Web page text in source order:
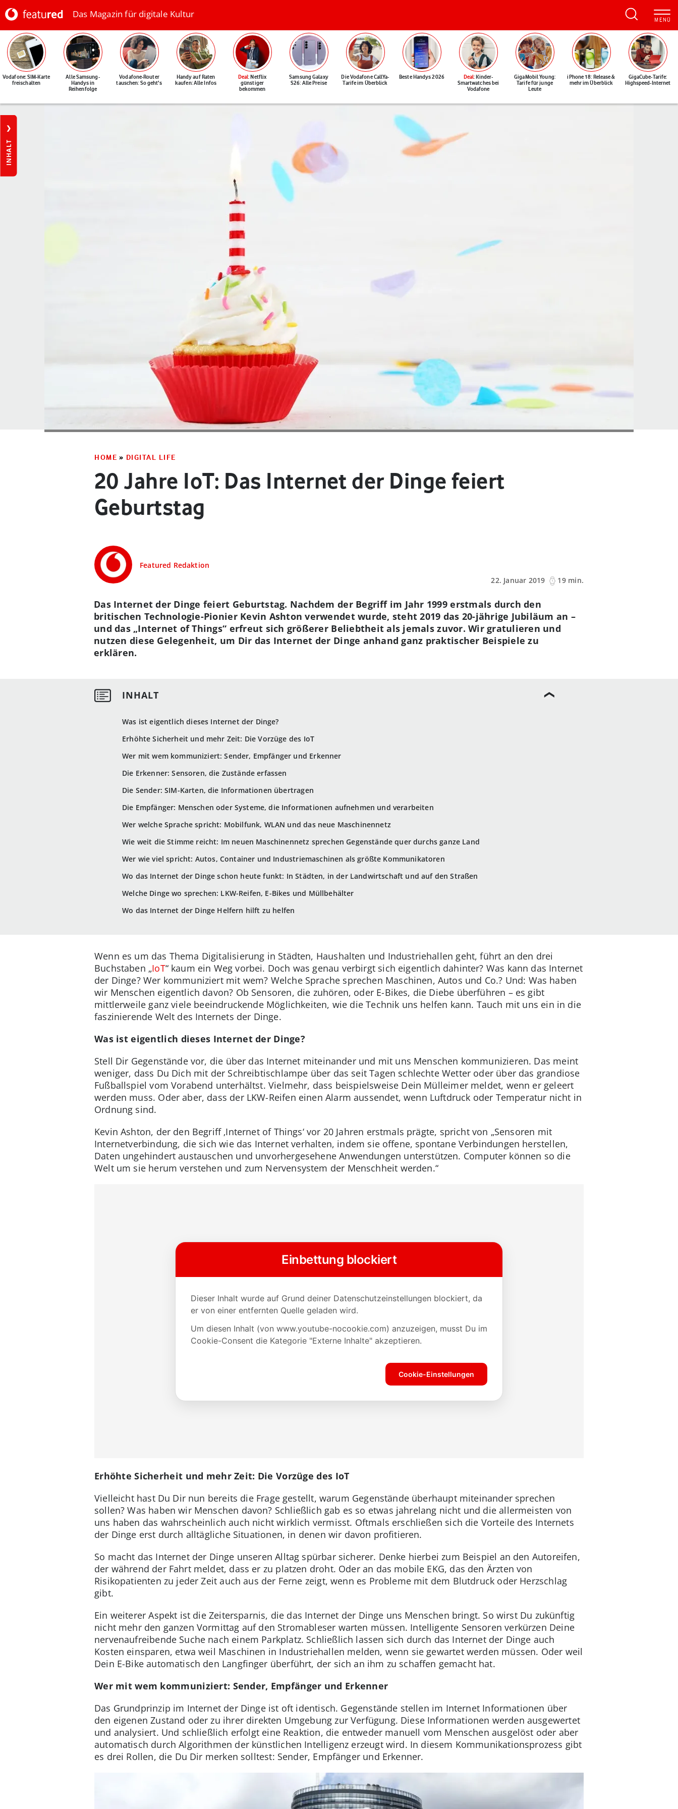
Das Magazin für digitale Kultur
Vodafone: SIM-Karte
freischalten
Alle Samsung-
Handys in
Reihenfolge
Vodafone-Router
tauschen: So geht's
Handy auf Raten
kaufen: Alle Infos
Deal: Netflix
günstiger
bekommen
Samsung Galaxy
S26: Alle Preise
Die Vodafone CallYa-
Tarife im Überblick
Beste Handys 2026 Deal: Kinder-
Smartwatches bei
Vodafone
GigaMobil Young:
Tarife für junge
Leute
iPhone 18: Release &
mehr im Überblick
GigaCube-Tarife:
Highspeed-Internet
INHALT
HOME » DIGITAL LIFE
20 Jahre IoT: Das Internet der Dinge feiert
Geburtstag
Featured Redaktion
22. Januar 2019
19 min.
Was ist eigentlich dieses Internet der Dinge?
Erhöhte Sicherheit und mehr Zeit: Die Vorzüge des IoT
Wer mit wem kommuniziert: Sender, Empfänger und Erkenner
Die Erkenner: Sensoren, die Zustände erfassen
Die Sender: SIM-Karten, die Informationen übertragen
Die Empfänger: Menschen oder Systeme, die Informationen aufnehmen und verarbeiten
Wer welche Sprache spricht: Mobilfunk, WLAN und das neue Maschinennetz
Wie weit die Stimme reicht: Im neuen Maschinennetz sprechen Gegenstände quer durchs ganze Land
Wer wie viel spricht: Autos, Container und Industriemaschinen als größte Kommunikatoren
Wo das Internet der Dinge schon heute funkt: In Städten, in der Landwirtschaft und auf den Straßen
Welche Dinge wo sprechen: LKW-Reifen, E-Bikes und Müllbehälter
Wo das Internet der Dinge Helfern hilft zu helfen
Das Internet der Dinge feiert Geburtstag. Nachdem der Begriff im Jahr 1999 erstmals durch den
britischen Technologie-Pionier Kevin Ashton verwendet wurde, steht 2019 das 20-jährige Jubiläum an –
und das „Internet of Things“ erfreut sich größerer Beliebtheit als jemals zuvor. Wir gratulieren und
nutzen diese Gelegenheit, um Dir das Internet der Dinge anhand ganz praktischer Beispiele zu
erklären.
Wenn es um das Thema Digitalisierung in Städten, Haushalten und Industriehallen geht, führt an den drei
Buchstaben „IoT“ kaum ein Weg vorbei. Doch was genau verbirgt sich eigentlich dahinter? Was kann das Internet
der Dinge? Wer kommuniziert mit wem? Welche Sprache sprechen Maschinen, Autos und Co.? Und: Was haben
wir Menschen eigentlich davon? Ob Sensoren, die zuhören, oder E-Bikes, die Diebe überführen – es gibt
mittlerweile ganz viele beeindruckende Möglichkeiten, wie die Technik uns helfen kann. Tauch mit uns ein in die
faszinierende Welt des Internets der Dinge.
Was ist eigentlich dieses Internet der Dinge?
Stell Dir Gegenstände vor, die über das Internet miteinander und mit uns Menschen kommunizieren. Das meint
weniger, dass Du Dich mit der Schreibtischlampe über das seit Tagen schlechte Wetter oder über das grandiose
Fußballspiel vom Vorabend unterhältst. Vielmehr, dass beispielsweise Dein Mülleimer meldet, wenn er geleert
werden muss. Oder aber, dass der LKW-Reifen einen Alarm aussendet, wenn Luftdruck oder Temperatur nicht in
Ordnung sind.
Kevin Ashton, der den Begriff ‚Internet of Things‘ vor 20 Jahren erstmals prägte, spricht von „Sensoren mit
Internetverbindung, die sich wie das Internet verhalten, indem sie offene, spontane Verbindungen herstellen,
Daten ungehindert austauschen und unvorhergesehene Anwendungen unterstützen. Computer können so die
Welt um sie herum verstehen und zum Nervensystem der Menschheit werden.“
Erhöhte Sicherheit und mehr Zeit: Die Vorzüge des IoT
Vielleicht hast Du Dir nun bereits die Frage gestellt, warum Gegenstände überhaupt miteinander sprechen
sollen? Was haben wir Menschen davon? Schließlich gab es so etwas jahrelang nicht und die allermeisten von
uns haben das wahrscheinlich auch nicht wirklich vermisst. Oftmals erschließen sich die Vorteile des Internets
der Dinge erst durch alltägliche Situationen, in denen wir davon profitieren.
So macht das Internet der Dinge unseren Alltag spürbar sicherer. Denke hierbei zum Beispiel an den Autoreifen,
der während der Fahrt meldet, dass er zu platzen droht. Oder an das mobile EKG, das den Ärzten von
Risikopatienten zu jeder Zeit auch aus der Ferne zeigt, wenn es Probleme mit dem Blutdruck oder Herzschlag
gibt.
Ein weiterer Aspekt ist die Zeitersparnis, die das Internet der Dinge uns Menschen bringt. So wirst Du zukünftig
nicht mehr den ganzen Vormittag auf den Stromableser warten müssen. Intelligente Sensoren verkürzen Deine
nervenaufreibende Suche nach einem Parkplatz. Schließlich lassen sich durch das Internet der Dinge auch
Kosten einsparen, etwa weil Maschinen in Industriehallen melden, wenn sie gewartet werden müssen. Oder weil
Dein E-Bike automatisch den Langfinger überführt, der sich an ihm zu schaffen gemacht hat.
Wer mit wem kommuniziert: Sender, Empfänger und Erkenner
Das Grundprinzip im Internet der Dinge ist oft identisch. Gegenstände stellen im Internet Informationen über
den eigenen Zustand oder zu ihrer direkten Umgebung zur Verfügung. Diese Informationen werden ausgewertet
und analysiert. Und schließlich erfolgt eine Reaktion, die entweder manuell vom Menschen ausgelöst oder aber
automatisch durch Algorithmen der künstlichen Intelligenz erzeugt wird. In diesem Kommunikationsprozess gibt
es drei Rollen, die Du Dir merken solltest: Sender, Empfänger und Erkenner.